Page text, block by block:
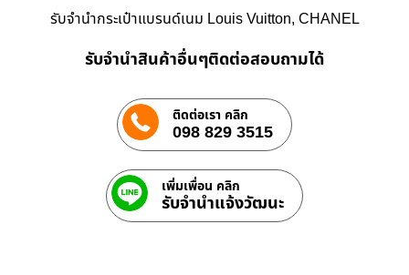
รับจำนำกระเป๋าแบรนด์เนม Louis Vuitton, CHANEL
รับจำนำสินค้าอื่นๆติดต่อสอบถามได้
ติดต่อเรา คลิก
098 829 3515
เพิ่มเพื่อน คลิก
รับจํานําแจ้งวัฒนะ